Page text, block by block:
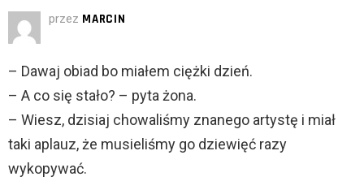
przez MARCIN
– Dawaj obiad bo miałem ciężki dzień.
– A co się stało? – pyta żona.
– Wiesz, dzisiaj chowaliśmy znanego artystę i miał
taki aplauz, że musieliśmy go dziewięć razy
wykopywać.